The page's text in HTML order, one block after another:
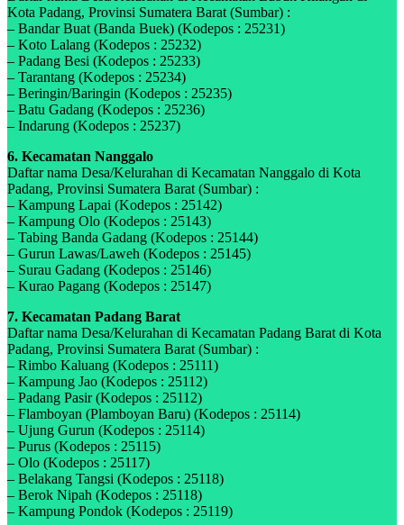
Kota Padang, Provinsi Sumatera Barat (Sumbar) :
– Bandar Buat (Banda Buek) (Kodepos : 25231)
– Koto Lalang (Kodepos : 25232)
– Padang Besi (Kodepos : 25233)
– Tarantang (Kodepos : 25234)
– Beringin/Baringin (Kodepos : 25235)
– Batu Gadang (Kodepos : 25236)
– Indarung (Kodepos : 25237)
6. Kecamatan Nanggalo
Daftar nama Desa/Kelurahan di Kecamatan Nanggalo di Kota
Padang, Provinsi Sumatera Barat (Sumbar) :
– Kampung Lapai (Kodepos : 25142)
– Kampung Olo (Kodepos : 25143)
– Tabing Banda Gadang (Kodepos : 25144)
– Gurun Lawas/Laweh (Kodepos : 25145)
– Surau Gadang (Kodepos : 25146)
– Kurao Pagang (Kodepos : 25147)
7. Kecamatan Padang Barat
Daftar nama Desa/Kelurahan di Kecamatan Padang Barat di Kota
Padang, Provinsi Sumatera Barat (Sumbar) :
– Rimbo Kaluang (Kodepos : 25111)
– Kampung Jao (Kodepos : 25112)
– Padang Pasir (Kodepos : 25112)
– Flamboyan (Plamboyan Baru) (Kodepos : 25114)
– Ujung Gurun (Kodepos : 25114)
– Purus (Kodepos : 25115)
– Olo (Kodepos : 25117)
– Belakang Tangsi (Kodepos : 25118)
– Berok Nipah (Kodepos : 25118)
– Kampung Pondok (Kodepos : 25119)